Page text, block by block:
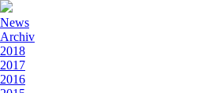
News
Archiv
2018
2017
2016